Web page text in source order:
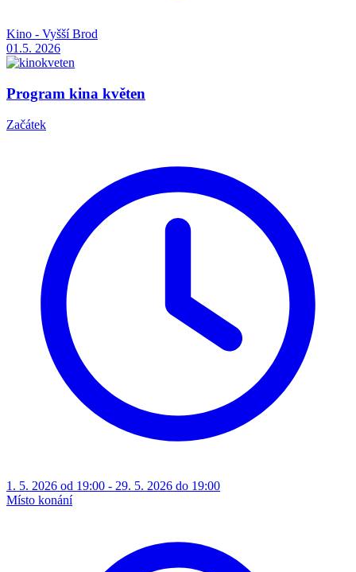
Kino - Vyšší Brod
01.5. 2026
Program kina květen
Začátek
1. 5. 2026 od 19:00 - 29. 5. 2026 do 19:00
Místo konání